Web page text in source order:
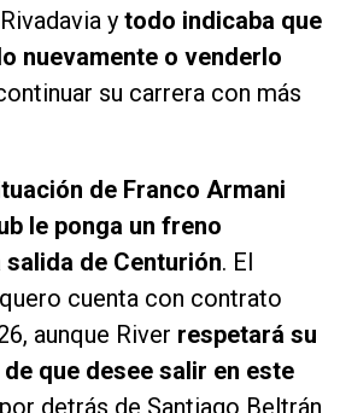
y todo indicaba que
nuevamente o venderlo
su carrera con más
de Franco Armani
le ponga un freno
de Centurión. El
cuenta con contrato
aunque River respetará su
que desee salir en este
detrás de Santiago Beltrán